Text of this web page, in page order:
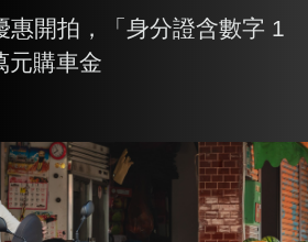
惠開拍，「身分證含數字 1
元購車金